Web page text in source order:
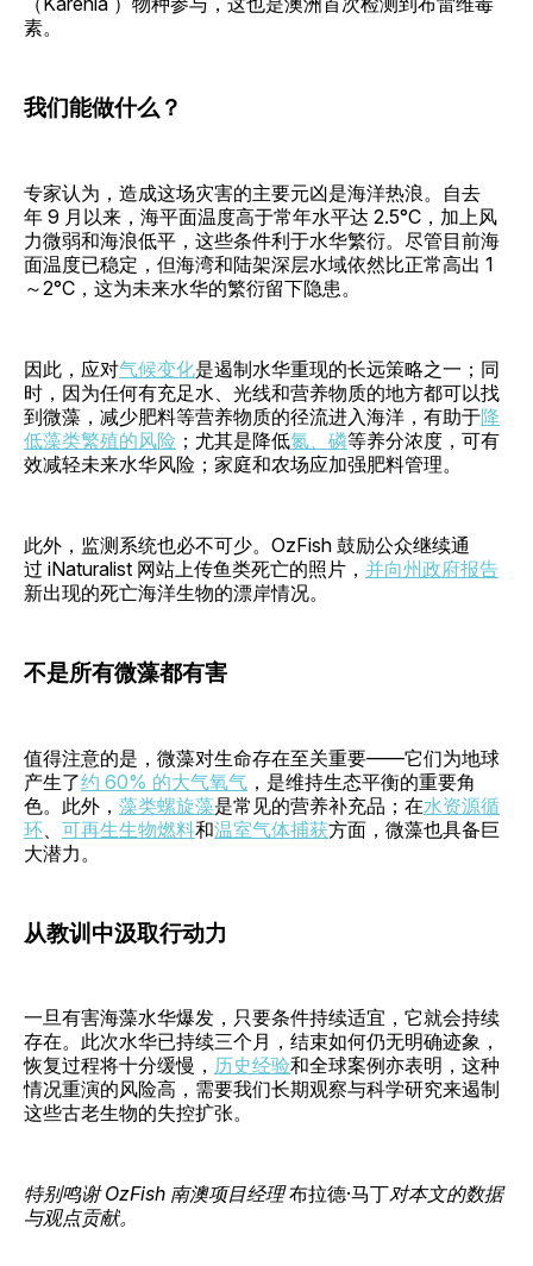
素。
我们能做什么？
专家认为，造成这场灾害的主要元凶是海洋热浪。自去
年 9 月以来，海平面温度高于常年水平达 2.5°C，加上风
力微弱和海浪低平，这些条件利于水华繁衍。尽管目前海
面温度已稳定，但海湾和陆架深层水域依然比正常高出 1
～2°C，这为未来水华的繁衍留下隐患。
因此，应对气候变化是遏制水华重现的长远策略之一；同
时，因为任何有充足水、光线和营养物质的地方都可以找
到微藻，减少肥料等营养物质的径流进入海洋，有助于降
低藻类繁殖的风险 ；尤其是降低氮、磷等养分浓度，可有
效减轻未来水华风险；家庭和农场应加强肥料管理。
此外，监测系统也必不可少。OzFish 鼓励公众继续通
过 iNaturalist 网站上传鱼类死亡的照片， 并向州政府报告
新出现的死亡海洋生物的漂岸情况。
不是所有微藻都有害
值得注意的是，微藻对生命存在至关重要——它们为地球
产生了约 60% 的大气氧气 ，是维持生态平衡的重要角
色。此外， 藻类螺旋藻是常见的营养补充品；在水资源循
环
可再生生物燃料和温室气体捕获方面，微藻也具备巨
大潜力。
从教训中汲取行动力
一旦有害海藻水华爆发，只要条件持续适宜，它就会持续
存在。此次水华已持续三个月，结束如何仍无明确迹象，
恢复过程将十分缓慢， 历史经验和全球案例亦表明，这种
情况重演的风险高，需要我们长期观察与科学研究来遏制
这些古老生物的失控扩张。
特别鸣谢 OzFish 南澳项目经理布拉德·马丁对本文的数据
与观点贡献。